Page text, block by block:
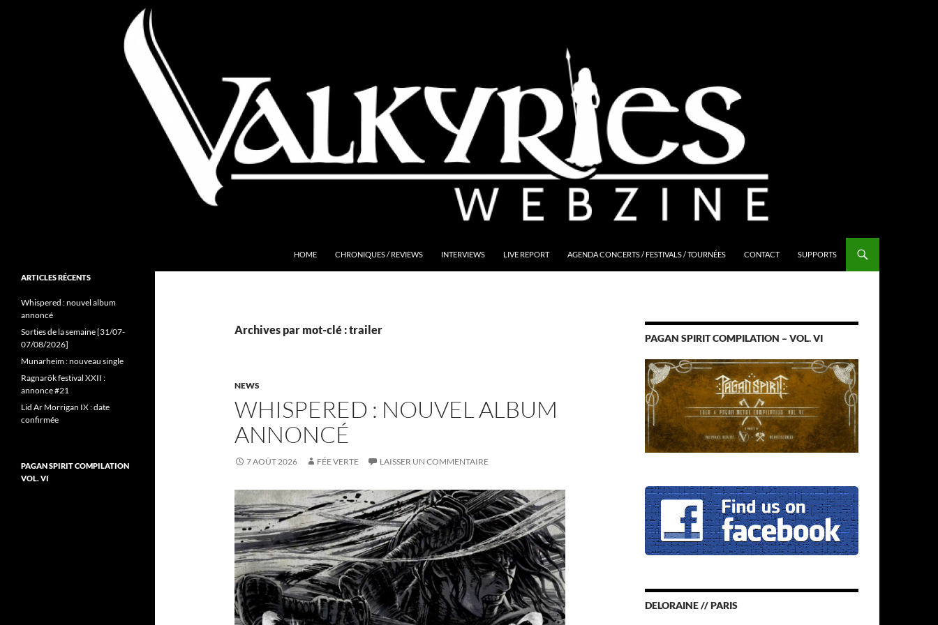
HOME CHRONIQUES / REVIEWS INTERVIEWS LIVE REPORT AGENDA CONCERTS / FESTIVALS / TOURNÉES CONTACT SUPPORTS
Archives par mot-clé : trailer
NEWS
WHISPERED : NOUVEL ALBUM
ANNONCÉ
7 AOÛT 2026 FÉE VERTE LAISSER UN COMMENTAIRE
PAGAN SPIRIT COMPILATION – VOL. VI
DELORAINE // PARIS
Folk Pagan Webzine
ARTICLES RÉCENTS
Whispered : nouvel album
annoncé
Sorties de la semaine [31/07-
07/08/2026]
Munarheim : nouveau single
Ragnarök festival XXII :
annonce #21
Lid Ar Morrigan IX : date
confirmée
PAGAN SPIRIT COMPILATION
VOL. VI